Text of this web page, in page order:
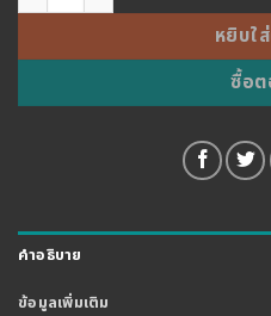
หยิบใ
ซื้อ
คำอธิบาย
ข้อมูลเพิ่มเติม